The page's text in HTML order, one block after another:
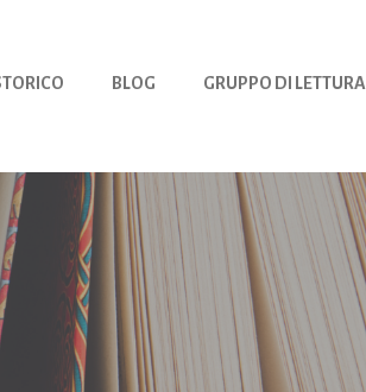
BLOG GRUPPO DI LETTURA